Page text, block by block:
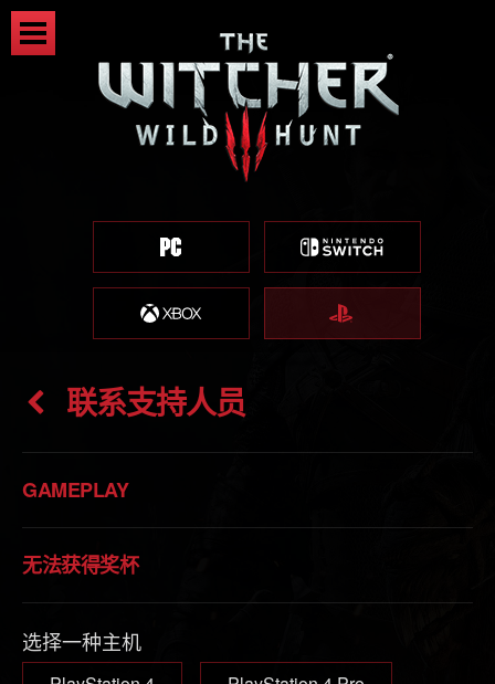
联系支持人员
GAMEPLAY
无法获得奖杯
选择一种主机